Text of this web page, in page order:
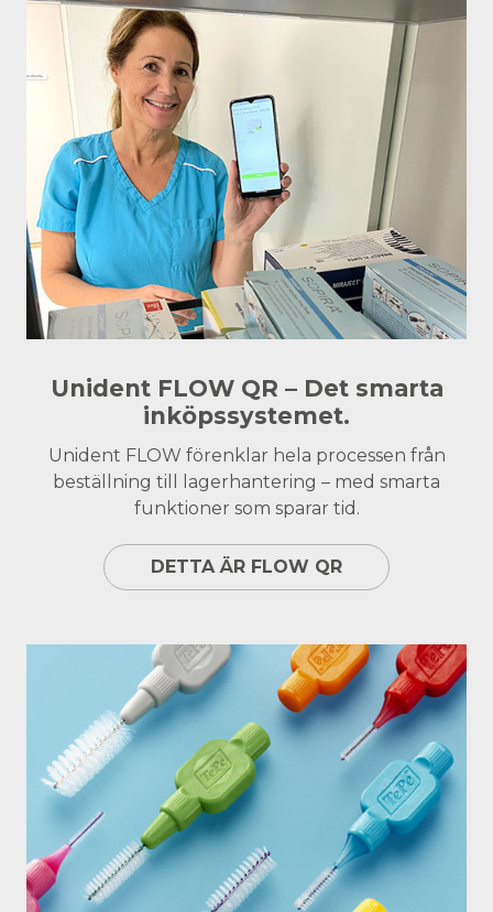
Unident FLOW QR – Det smarta
inköpssystemet.
Unident FLOW förenklar hela processen från
beställning till lagerhantering – med smarta
funktioner som sparar tid.
DETTA ÄR FLOW QR